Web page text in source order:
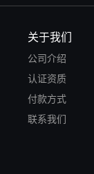
关于我们
公司介绍
认证资质
付款方式
联系我们